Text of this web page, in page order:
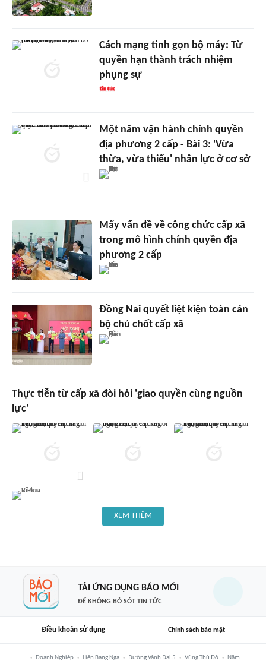
Cách mạng tinh gọn bộ máy: Từ
quyền hạn thành trách nhiệm
phụng sự
Một năm vận hành chính quyền
địa phương 2 cấp - Bài 3: 'Vừa
thừa, vừa thiếu' nhân lực ở cơ sở
Mấy vấn đề về công chức cấp xã
trong mô hình chính quyền địa
phương 2 cấp
Đồng Nai quyết liệt kiện toàn cán
bộ chủ chốt cấp xã
Thực tiễn từ cấp xã đòi hỏi 'giao quyền cùng nguồn
lực'
XEM THÊM
TẢI ỨNG DỤNG BÁO MỚI
ĐỂ KHÔNG BỎ SÓT TIN TỨC
Điều khoản sử dụng Chính sách bảo mật
Doanh Nghiệp Liên Bang Nga Đường Vành Đai 5 Vùng Thủ Đô Năm